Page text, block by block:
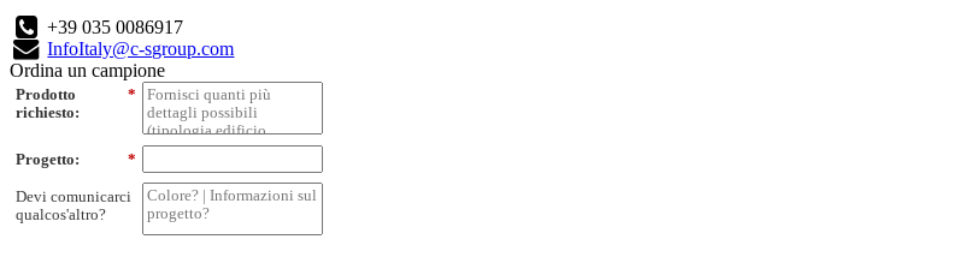
+39 035 0086917
InfoItaly@c-sgroup.com
Ordina un campione
*
Prodotto
richiesto:
*
Progetto:
Devi comunicarci
qualcos'altro?